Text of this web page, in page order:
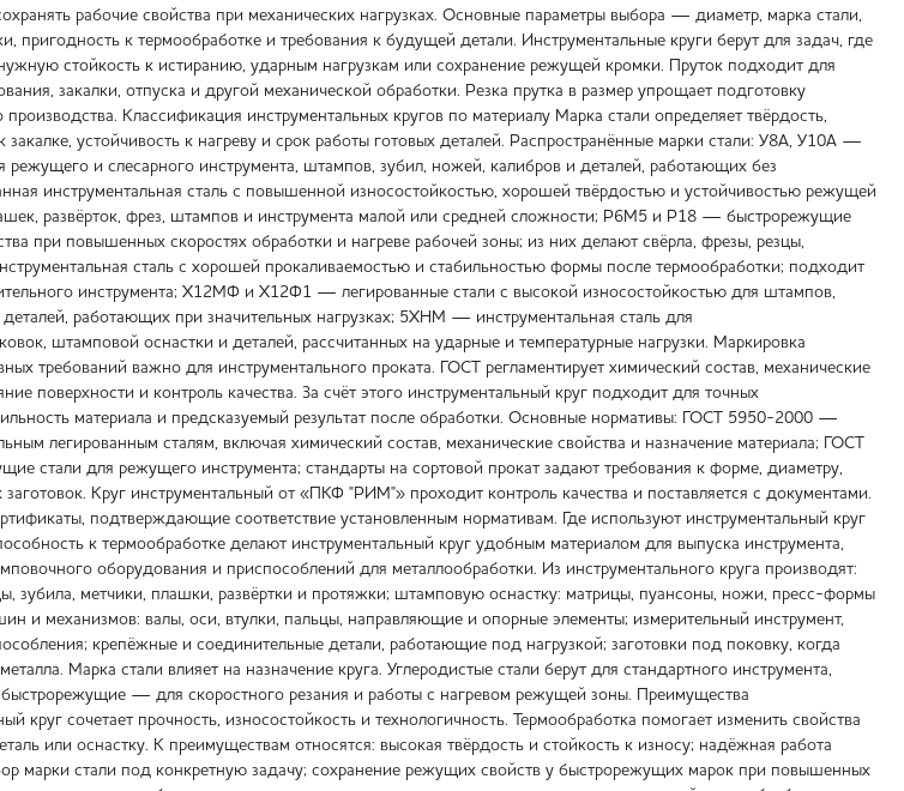
рабочие свойства при механических нагрузках. Основные параметры выбора — диаметр, марка стали,
пригодность к термообработке и требования к будущей детали. Инструментальные круги берут для задач, где
стойкость к истиранию, ударным нагрузкам или сохранение режущей кромки. Пруток подходит для
закалки, отпуска и другой механической обработки. Резка прутка в размер упрощает подготовку
Классификация инструментальных кругов по материалу Марка стали определяет твёрдость,
закалке, устойчивость к нагреву и срок работы готовых деталей. Распространённые марки стали: У8А, У10А —
режущего и слесарного инструмента, штампов, зубил, ножей, калибров и деталей, работающих без
инструментальная сталь с повышенной износостойкостью, хорошей твёрдостью и устойчивостью режущей
развёрток, фрез, штампов и инструмента малой или средней сложности; Р6М5 и Р18 — быстрорежущие
при повышенных скоростях обработки и нагреве рабочей зоны; из них делают свёрла, фрезы, резцы,
сталь с хорошей прокаливаемостью и стабильностью формы после термообработки; подходит
инструмента; Х12МФ и Х12Ф1 — легированные стали с высокой износостойкостью для штампов,
работающих при значительных нагрузках; 5ХНМ — инструментальная сталь для
штамповой оснастки и деталей, рассчитанных на ударные и температурные нагрузки. Маркировка
требований важно для инструментального проката. ГОСТ регламентирует химический состав, механические
поверхности и контроль качества. За счёт этого инструментальный круг подходит для точных
материала и предсказуемый результат после обработки. Основные нормативы: ГОСТ 5950-2000 —
легированным сталям, включая химический состав, механические свойства и назначение материала; ГОСТ
стали для режущего инструмента; стандарты на сортовой прокат задают требования к форме, диаметру,
заготовок. Круг инструментальный от «ПКФ "РИМ"» проходит контроль качества и поставляется с документами.
подтверждающие соответствие установленным нормативам. Где используют инструментальный круг
к термообработке делают инструментальный круг удобным материалом для выпуска инструмента,
оборудования и приспособлений для металлообработки. Из инструментального круга производят:
зубила, метчики, плашки, развёртки и протяжки; штамповую оснастку: матрицы, пуансоны, ножи, пресс-формы
и механизмов: валы, оси, втулки, пальцы, направляющие и опорные элементы; измерительный инструмент,
крепёжные и соединительные детали, работающие под нагрузкой; заготовки под поковку, когда
Марка стали влияет на назначение круга. Углеродистые стали берут для стандартного инструмента,
— для скоростного резания и работы с нагревом режущей зоны. Преимущества
круг сочетает прочность, износостойкость и технологичность. Термообработка помогает изменить свойства
или оснастку. К преимуществам относятся: высокая твёрдость и стойкость к износу; надёжная работа
марки стали под конкретную задачу; сохранение режущих свойств у быстрорежущих марок при повышенных